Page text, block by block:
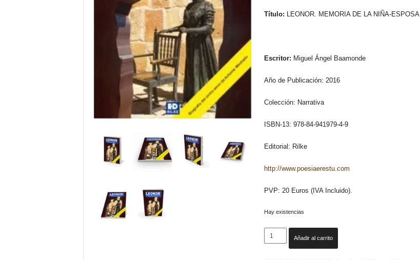
Título: LEONOR. MEMORIA DE LA NIÑA-ESPOSA
Escritor: Miguel Ángel Baamonde
Año de Publicación: 2016
Colección: Narrativa
ISBN-13: 978-84-941979-4-9
Editorial: Rilke
http://www.poesiaerestu.com
PVP: 20 Euros (IVA Incluido).
Hay existencias
LEONOR.
MEMORIA
Añadir al carrito